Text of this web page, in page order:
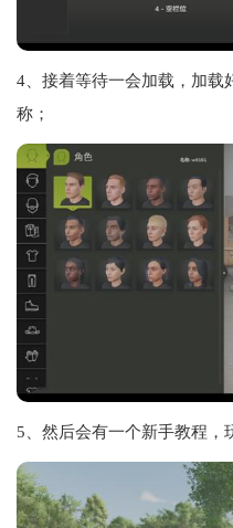
4、接着等待一会加载，加载
称；
5、然后会有一个新手教程，